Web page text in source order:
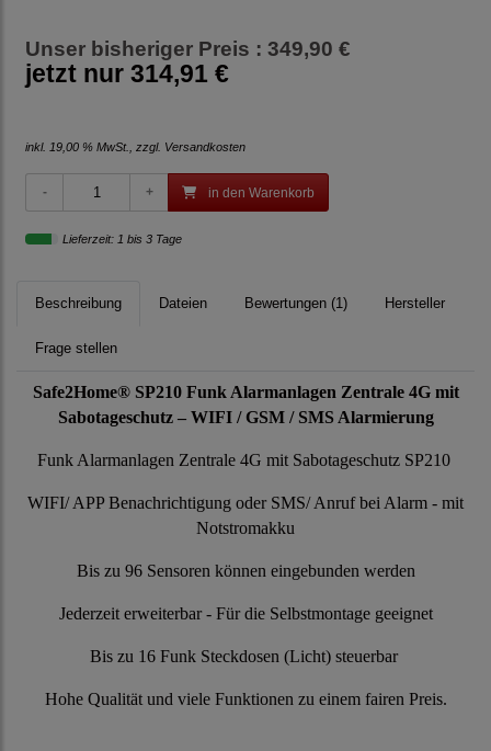
Unser bisheriger Preis : 349,90 €
jetzt nur 314,91 €
inkl. 19,00 % MwSt., zzgl. Versandkosten
in den Warenkorb
Lieferzeit: 1 bis 3 Tage
Beschreibung Dateien Bewertungen (1) Hersteller
Frage stellen
Safe2Home® SP210 Funk Alarmanlagen Zentrale 4G mit
Sabotageschutz – WIFI / GSM / SMS Alarmierung
Funk Alarmanlagen Zentrale 4G mit Sabotageschutz SP210
WIFI/ APP Benachrichtigung oder SMS/ Anruf bei Alarm - mit
Notstromakku
Bis zu 96 Sensoren können eingebunden werden
Jederzeit erweiterbar - Für die Selbstmontage geeignet
Bis zu 16 Funk Steckdosen (Licht) steuerbar
Hohe Qualität und viele Funktionen zu einem fairen Preis.